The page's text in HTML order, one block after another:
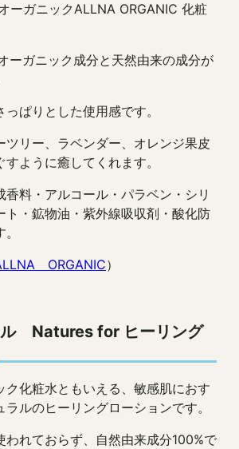
ーガニックALLNA ORGANIC 化粧
ーガニック成分と天然由来の成分が
ぱりとした使用感です。
ツリー、ラベンダー、オレンジ果皮
ように癒してくれます。
香料・アルコール・パラベン・シリ
ト・鉱物油・紫外線吸収剤・酸化防
ORGANIC）
ル Natures for ヒーリング
ク化粧水ともいえる、敏感肌におす
ルのヒーリングローションです。
われておらず、自然由来成分100%で